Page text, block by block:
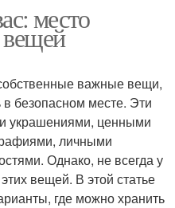
место
важные вещи,
безопасном месте. Эти
украшениями, ценными
личными
Однако, не всегда у
вещей. В этой статье
где можно хранить